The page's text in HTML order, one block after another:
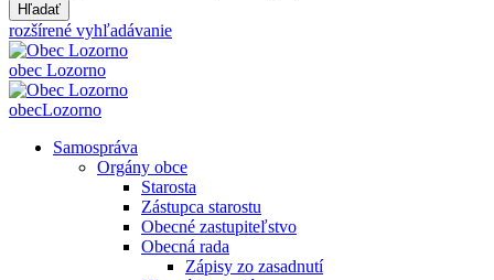
Hľadať
rozšírené vyhľadávanie
obec Lozorno
obecLozorno
Samospráva
Orgány obce
Starosta
Zástupca starostu
Obecné zastupiteľstvo
Obecná rada
Zápisy zo zasadnutí